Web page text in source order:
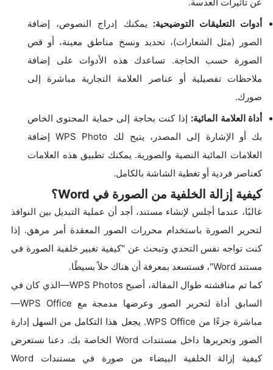
أدوات التعليقات التوضيحية: يمكنك إدراج النصوص، إضافة
الصور (مثل الشعارات)، تحديد ونسخ مناطق معينة، أو قص
الصورة حسب الحاجة. تساعدك هذه الأدوات على إضافة
ملاحظات تفصيلية أو عناصر العلامة التجارية مباشرة إلى
صورك.
أداة العلامة المائية: إذا كنت بحاجة إلى حماية المحتوى الخاص
بك أو الإشارة إلى المصدر، يتيح لك WPS Photo إضافة
العلامات المائية النصية والصورية. يمكنك تطبيق هذه العلامات
كعناصر فردية أو تغطية الشاشة بالكامل.
كيفية إزالة الخلفية من الصورة في Word؟
غالبًا، عندما أجلس لإنشاء مستند، أجد أن عملية التبديل بين النوافذ
لتحرير الصورة باستخدام محررات الصور المعقدة أمر مرهق. إذا
كنت تواجه نفس التحدي وتبحث عن "كيفية تغيير خلفية الصورة في
مستند Word"، فستسعد بمعرفة أن هناك حلاً بسيطًا.
كما تم مناقشته طوال المقالة، أصبح WPS Photos—الذي كان في
السابق أداة لتحرير الصور وعرضها مدمجة مع WPS Office—
مباشرة جزءًا من WPS Office. يجعل هذا التكامل من السهل إدارة
الصور وتحريرها داخل مستندات Word الخاصة بك. دعنا نستعرض
كيفية إزالة الخلفية البيضاء من صورة في مستندات Word